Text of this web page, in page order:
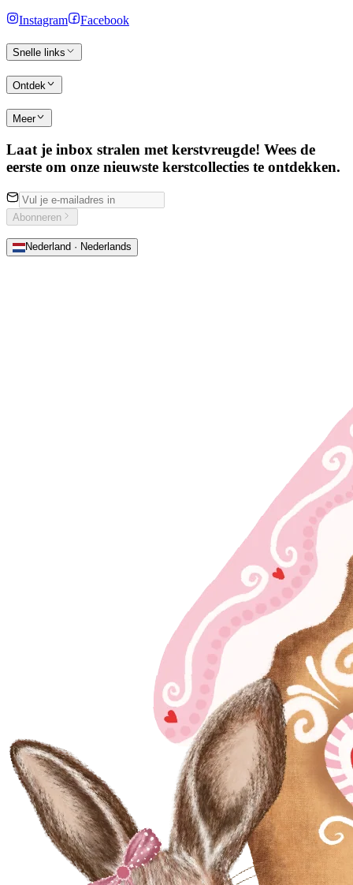
Instagram Facebook
Snelle links
Ontdek
Meer
Laat je inbox stralen met kerstvreugde! Wees de
eerste om onze nieuwste kerstcollecties te ontdekken.
Abonneren
Nederland · Nederlands